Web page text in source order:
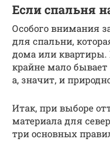
Если спальня
Особого внимания
для спальни,
дома или квартиры.
крайне мало бывает
а, значит, и
Итак, при выборе
материала для
три основных